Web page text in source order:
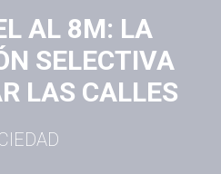
AL 8M: LA
SELECTIVA
LAS CALLES